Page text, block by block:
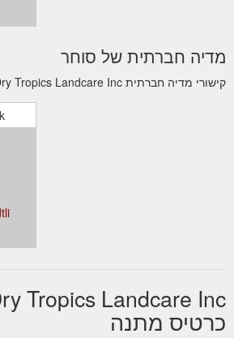
מדיה חברתית של סוחר
קישורי מדיה חברתית Coastal Dry Tropics Landcare Inc
Tropics Landcare Inc
כרטיס מתנה